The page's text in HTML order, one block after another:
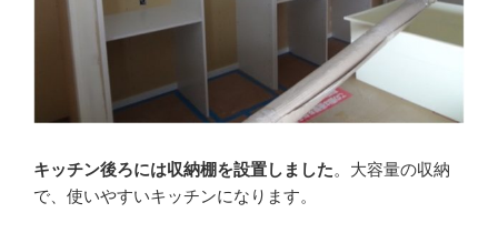
キッチン後ろには収納棚を設置しました。大容量の収納
で、使いやすいキッチンになります。